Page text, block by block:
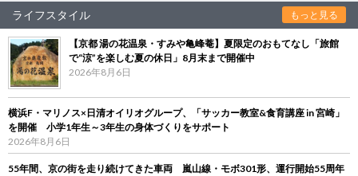
ライフスタイル もっと見る
【京都 湯の花温泉・すみや亀峰菴】夏限定のおもてなし「旅館
で“涼”を楽しむ夏の休日」8月末まで開催中
2026年8月6日
横浜F・マリノス×日清オイリオグループ、「サッカー教室&食育講座 in 宮崎」
を開催 小学1年生～3年生の身体づくりをサポート
2026年8月6日
55年間、京の街を走り続けてきた車両 嵐山線・モボ301形、運行開始55周年